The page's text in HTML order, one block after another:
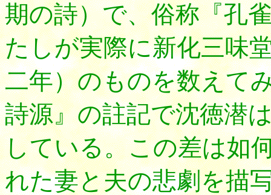
期の詩）で、俗称『孔
たしが実際に新化三味
二年）のものを数えて
詩源』の註記で沈徳潜
している。この差は如
れた妻と夫の悲劇を描